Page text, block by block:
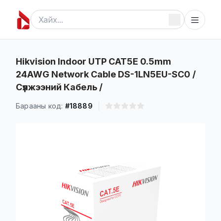
Hikvision Indoor UTP CAT5E 0.5mm
24AWG Network Cable DS-1LN5EU-SC0 /
Сүлжээний Кабель /
Барааны код: #18889